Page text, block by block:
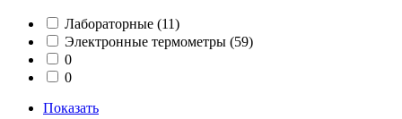
Лабораторные (11)
Электронные термометры (59)
0
0
Показать